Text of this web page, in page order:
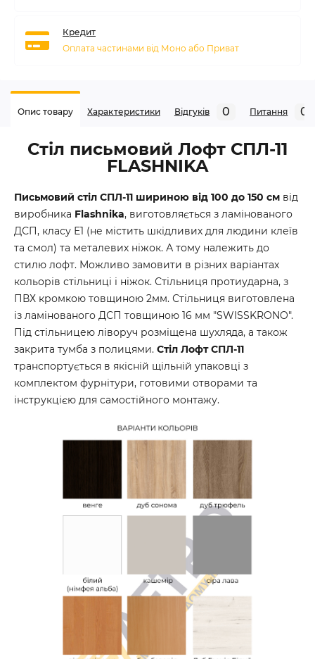
Кредит
Оплата частинами від Моно або Приват
Опис товару Характеристики Відгуків 0 Питання 0
Стіл письмовий Лофт СПЛ-11
FLASHNIKA
Письмовий стіл СПЛ-11 шириною від 100 до 150 см від
виробника Flashnika, виготовляється з ламінованого
ДСП, класу Е1 (не містить шкідливих для людини клеїв
та смол) та металевих ніжок. А тому належить до
стилю лофт. Можливо замовити в різних варіантах
кольорів стільниці і ніжок. Стільниця протиударна, з
ПВХ кромкою товщиною 2мм. Стільниця виготовлена
із ламінованого ДСП товщиною 16 мм "SWISSKRONO".
Під стільницею ліворуч розміщена шухляда, а також
закрита тумба з полицями. Стіл Лофт СПЛ-11
транспортується в якісній щільній упаковці з
комплектом фурнітури, готовими отворами та
інструкцією для самостійного монтажу.